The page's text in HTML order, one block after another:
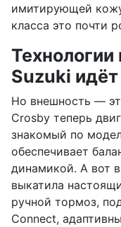
имитирующей
класса это почти
Технологии
Suzuki
Но внешность —
Crosby теперь
знакомый по
обеспечивает
динамикой. А вот
выкатила
ручной тормоз,
Connect,